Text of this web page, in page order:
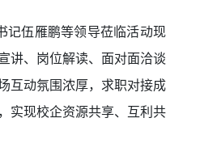
记伍雁鹏等领导莅临活动现
讲、岗位解读、面对面洽谈
互动氛围浓厚，求职对接成
实现校企资源共享、互利共